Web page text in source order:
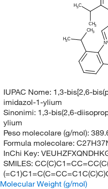
H3C
CH3
N
CH3
H3C
IUPAC Nome: 1,3-bis[2,6-
imidazol-1-ylium
Sinonimi: 1,3-bis(2,6-
ylium
Peso molecolare (g/mol):
Formula molecolare:
InChi Key:
SMILES:
Molecular Weight (g/mol)